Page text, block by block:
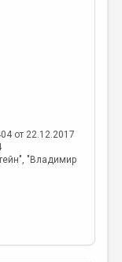
от 22.12.2017
"Владимир